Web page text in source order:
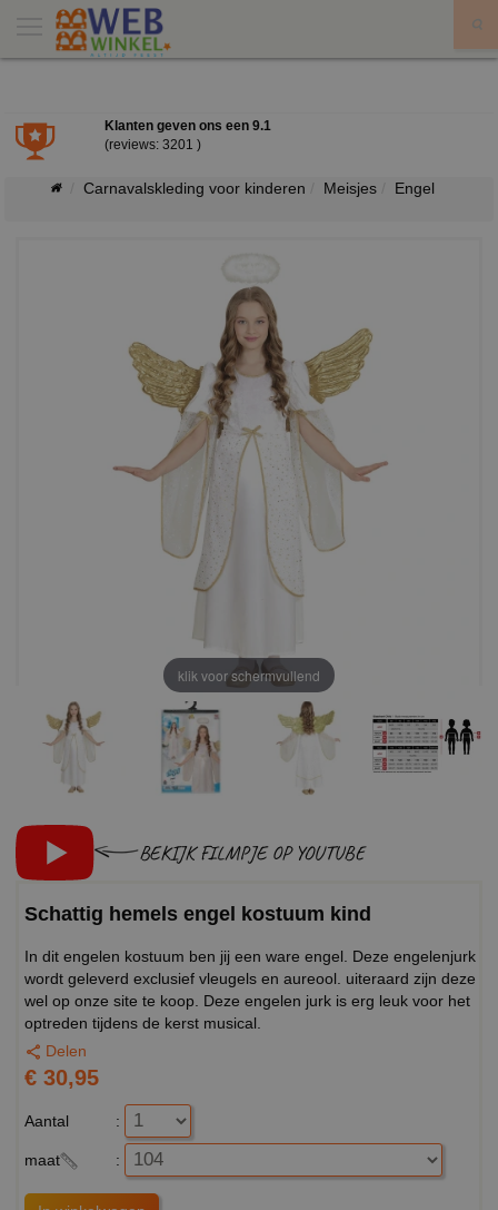
Klanten geven ons een 9.1
(reviews: 3201 )
Carnavalskleding voor kinderen Meisjes Engel
klik voor schermvullend
BEKIJK FILMPJE OP YOUTUBE
Schattig hemels engel kostuum kind
In dit engelen kostuum ben jij een ware engel. Deze engelenjurk
wordt geleverd exclusief vleugels en aureool. uiteraard zijn deze
wel op onze site te koop. Deze engelen jurk is erg leuk voor het
optreden tijdens de kerst musical.
Delen
€ 30,95
Aantal :
maat :